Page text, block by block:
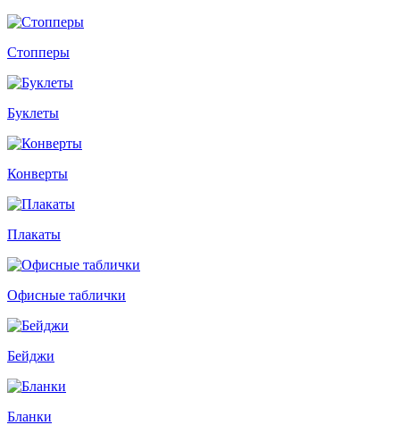
Стопперы
Буклеты
Конверты
Плакаты
Офисные таблички
Бейджи
Бланки